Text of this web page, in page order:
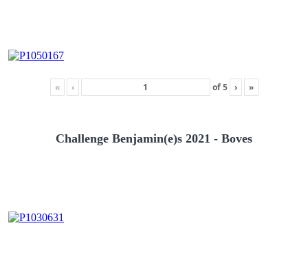
« ‹ of5 › »
Challenge Benjamin(e)s 2021 - Boves